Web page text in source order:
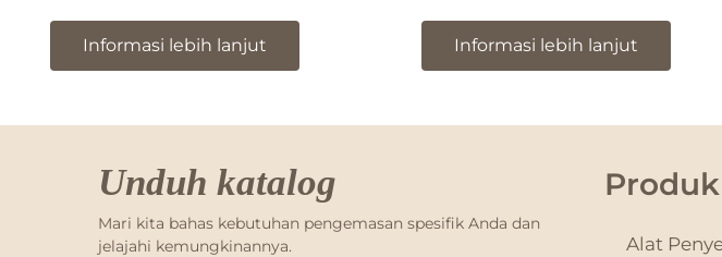
Informasi lebih lanjut Informasi lebih lanjut
Unduh katalog
Mari kita bahas kebutuhan pengemasan spesifik Anda dan
jelajahi kemungkinannya.
Produk
Alat